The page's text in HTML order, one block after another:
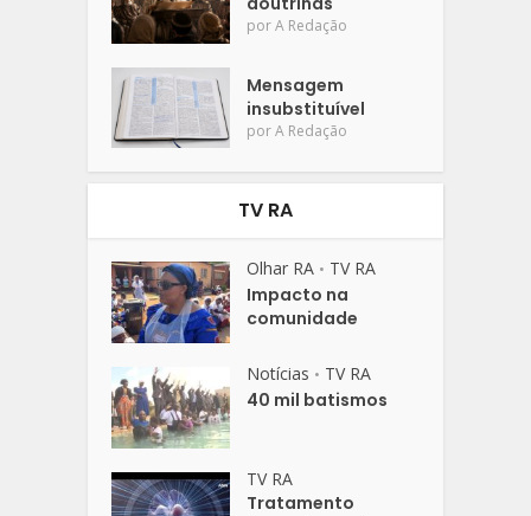
porA Redação
Mensagem
insubstituível
porA Redação
TV RA
Olhar RA • TV RA
Impacto na
comunidade
Notícias • TV RA
40 mil batismos
TV RA
Tratamento